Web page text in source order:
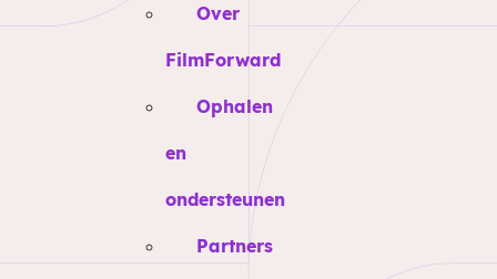
Over
FilmForward
Ophalen
en
ondersteunen
Partners